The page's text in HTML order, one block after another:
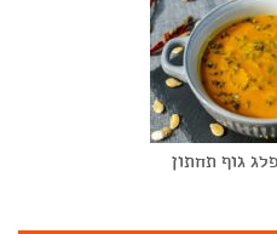
גוף תחתון